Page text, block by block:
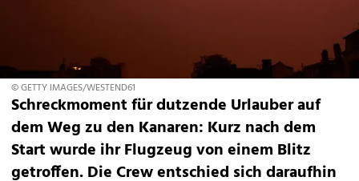
© GETTY IMAGES/WESTEND61
Schreckmoment für dutzende Urlauber auf
dem Weg zu den Kanaren: Kurz nach dem
Start wurde ihr Flugzeug von einem Blitz
getroffen. Die Crew entschied sich daraufhin